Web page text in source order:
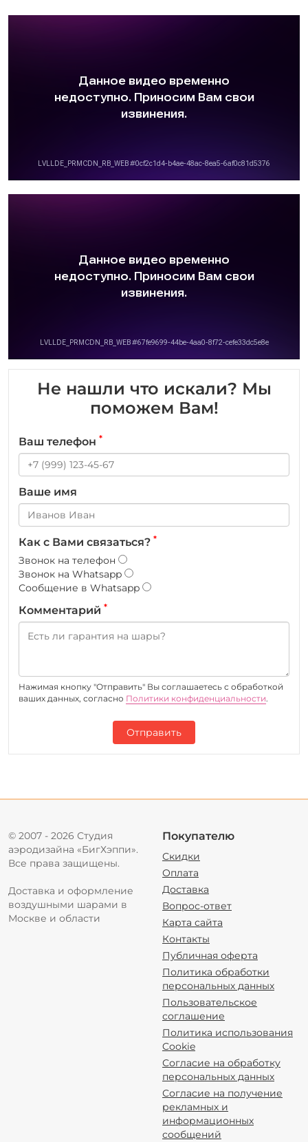
Не нашли что искали? Мы
поможем Вам!
Ваш телефон *
Ваше имя
Как с Вами связаться? *
Звонок на телефон
Звонок на Whatsapp
Сообщение в Whatsapp
Комментарий *
Нажимая кнопку "Отправить" Вы соглашаетесь c обработкой
ваших данных, согласно Политики конфиденциальности.
Отправить
© 2007 - 2026 Студия
аэродизайна «БигХэппи».
Все права защищены.
Доставка и оформление
воздушными шарами в
Москве и области
Покупателю
Скидки
Оплата
Доставка
Вопрос-ответ
Карта сайта
Контакты
Публичная оферта
Политика обработки
персональных данных
Пользовательское
соглашение
Политика использования
Cookie
Согласие на обработку
персональных данных
Согласие на получение
рекламных и
информационных
сообщений